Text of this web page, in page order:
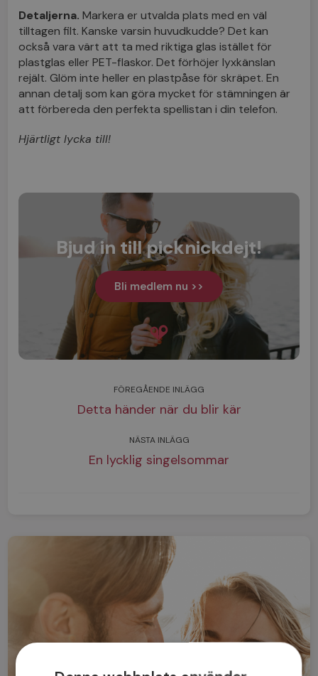
Detaljerna. Markera er utvalda plats med en väl
tilltagen filt. Kanske varsin huvudkudde? Det kan
också vara värt att ta med riktiga glas istället för
plastglas eller PET-flaskor. Det förhöjer lyxkänslan
rejält. Glöm inte heller en plastpåse för skräpet. En
annan detalj som kan göra mycket för stämningen är
att förbereda den perfekta spellistan i din telefon.
Hjärtligt lycka till!
Bjud in till picknickdejt!
Bli medlem nu >>
FÖREGÅENDE INLÄGG
Detta händer när du blir kär
NÄSTA INLÄGG
En lycklig singelsommar